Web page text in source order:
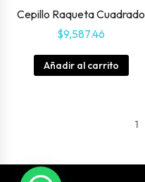
Cepillo Raqueta Cuadrado
$9,587.46
Añadir al carrito
1